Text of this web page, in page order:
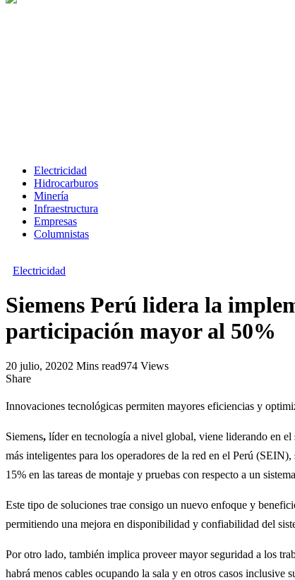
Electricidad
Hidrocarburos
Minería
Infraestructura
Empresas
Columnistas
Electricidad
Siemens Perú lidera la
participación mayor al 50%
20 julio, 20202 Mins read974 Views
Share
Innovaciones tecnológicas permiten mayores eficiencias y
Siemens, líder en tecnología a nivel global, viene liderando en
más inteligentes para los operadores de la red en el Perú
15% en las tareas de montaje y pruebas con respecto a un
Este tipo de soluciones trae consigo un nuevo enfoque y
permitiendo una mejora en disponibilidad y confiabilidad del
Por otro lado, también implica proveer mayor seguridad a los
habrá menos cables ocupando la sala y en otros casos inclusive